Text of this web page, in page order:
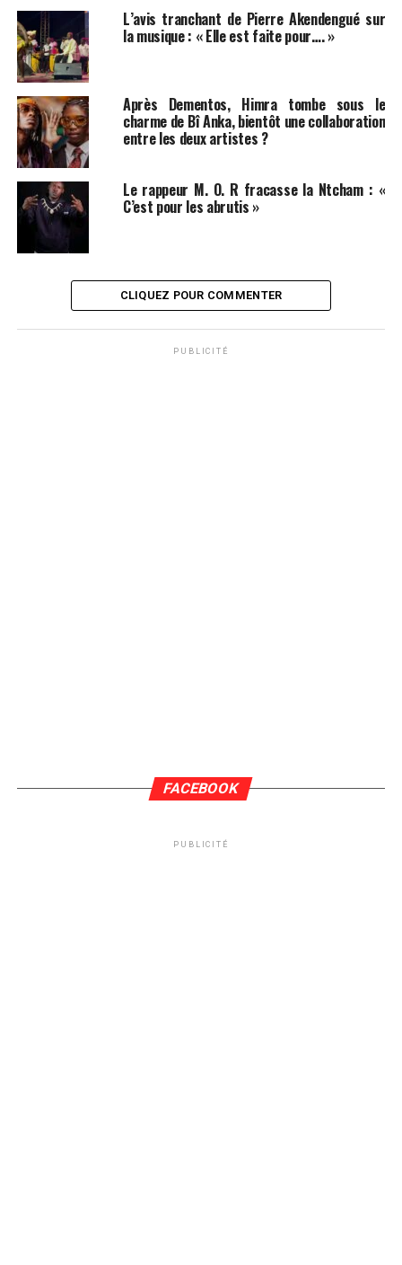
L’avis tranchant de Pierre Akendengué sur
la musique : « Elle est faite pour…. »
Après Dementos, Himra tombe sous le
charme de Bî Anka, bientôt une collaboration
entre les deux artistes ?
Le rappeur M. O. R fracasse la Ntcham : «
C’est pour les abrutis »
CLIQUEZ POUR COMMENTER
PUBLICITÉ
FACEBOOK
PUBLICITÉ